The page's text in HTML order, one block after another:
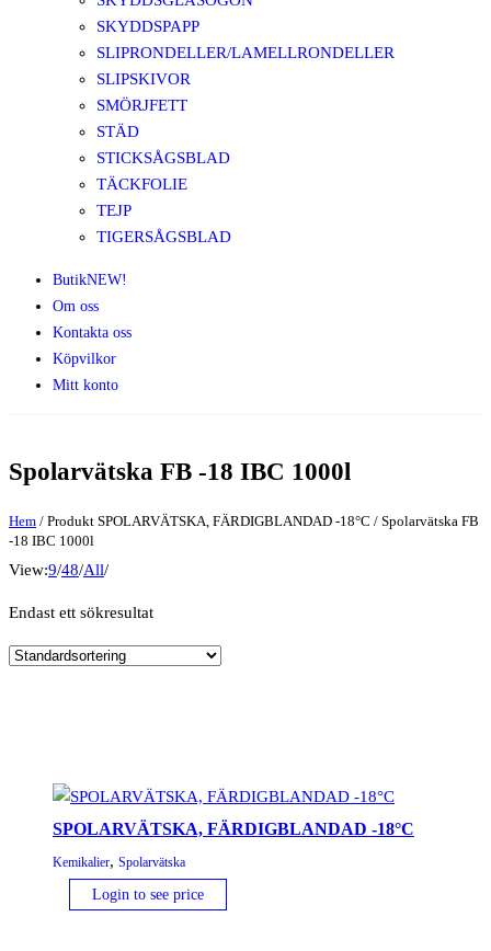
SKYDDSPAPP
SLIPRONDELLER/LAMELLRONDELLER
SLIPSKIVOR
SMÖRJFETT
STÄD
STICKSÅGSBLAD
TÄCKFOLIE
TEJP
TIGERSÅGSBLAD
ButikNEW!
Om oss
Kontakta oss
Köpvilkor
Mitt konto
Spolarvätska FB -18 IBC 1000l
Hem / Produkt SPOLARVÄTSKA, FÄRDIGBLANDAD -18°C / Spolarvätska FB
-18 IBC 1000l
View:9/48/All/
Endast ett sökresultat
SPOLARVÄTSKA, FÄRDIGBLANDAD -18°C
Kemikalier, Spolarvätska
Login to see price